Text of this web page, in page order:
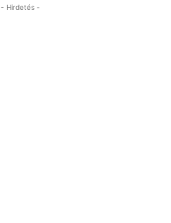
- Hirdetés -